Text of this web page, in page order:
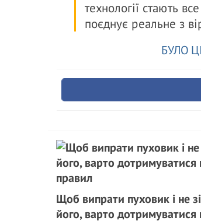
технології стають
поєднує реальне з
БУЛО
Щоб випрати пуховик і не
його, варто